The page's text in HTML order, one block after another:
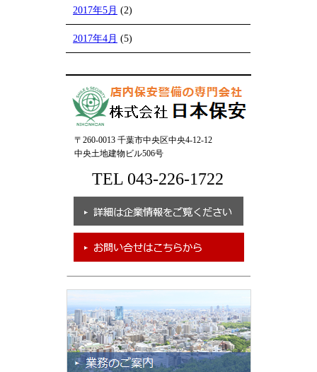
2017年5月 (2)
2017年4月 (5)
〒260-0013 千葉市中央区中央4-12-12
中央土地建物ビル506号
TEL 043-226-1722